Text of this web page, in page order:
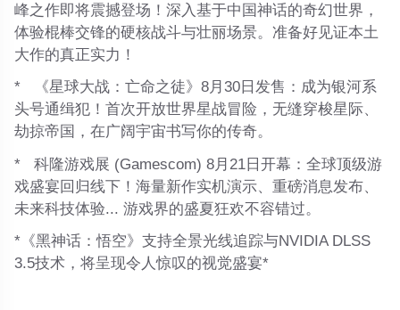
峰之作即将震撼登场！深入基于中国神话的奇幻世界，
体验棍棒交锋的硬核战斗与壮丽场景。准备好见证本土
大作的真正实力！
*
《星球大战：亡命之徒》8月30日发售 ：成为银河系
头号通缉犯！首次开放世界星战冒险，无缝穿梭星际、
劫掠帝国，在广阔宇宙书写你的传奇。
*科隆游戏展 (Gamescom) 8月21日开幕 ：全球顶级游
戏盛宴回归线下！海量新作实机演示、重磅消息发布、
未来科技体验... 游戏界的盛夏狂欢不容错过。
*《黑神话：悟空》支持全景光线追踪与NVIDIA DLSS
3.5技术，将呈现令人惊叹的视觉盛宴*